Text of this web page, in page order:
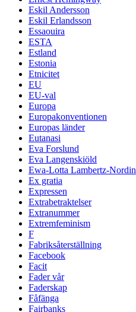
Eskil Andersson
Eskil Erlandsson
Essaouira
ESTA
Estland
Estonia
Etnicitet
EU
EU-val
Europa
Europakonventionen
Europas länder
Eutanasi
Eva Forslund
Eva Langenskiöld
Ewa-Lotta Lambertz-Nordin
Ex gratia
Expressen
Extrabetraktelser
Extranummer
Extremfeminism
F
Fabriksåterställning
Facebook
Facit
Fader vår
Faderskap
Fåfänga
Fairbanks